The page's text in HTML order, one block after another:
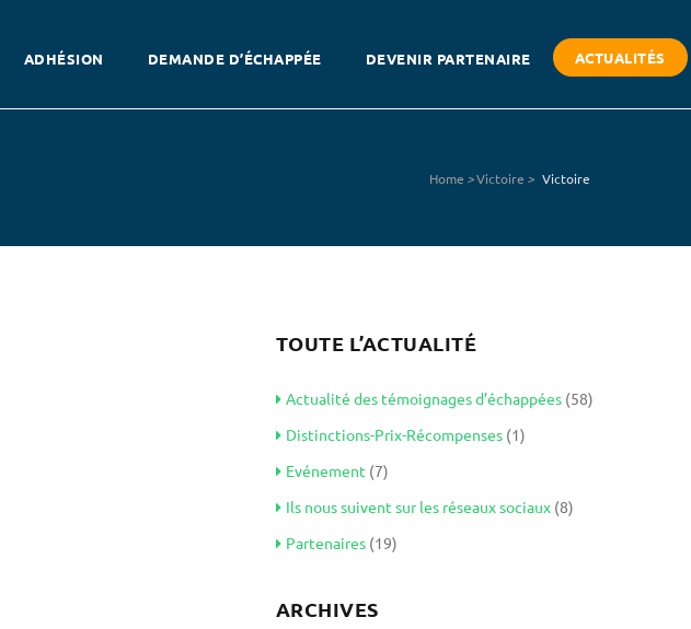
ADHÉSION DEMANDE D’ÉCHAPPÉE DEVENIR PARTENAIRE ACTUALITÉS
Home >Victoire > Victoire
TOUTE L’ACTUALITÉ
Actualité des témoignages d’échappées(58)
Distinctions-Prix-Récompenses(1)
Evénement (7)
Ils nous suivent sur les réseaux sociaux(8)
Partenaires(19)
ARCHIVES